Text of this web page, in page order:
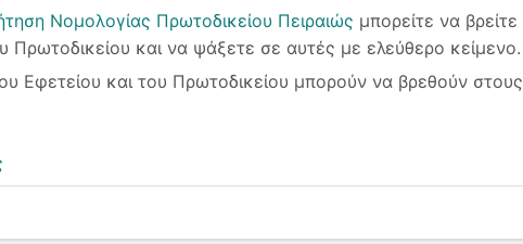
Νομολογίας Πρωτοδικείου Πειραιώς μπορείτε να βρείτε
και να ψάξετε σε αυτές με ελεύθερο κείμενο.
Εφετείου και του Πρωτοδικείου μπορούν να βρεθούν στους